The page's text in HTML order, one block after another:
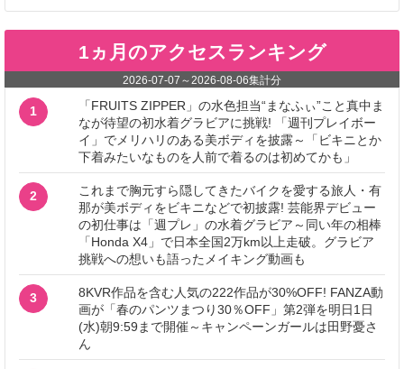
1ヵ月のアクセスランキング
2026-07-07 ～2026-08-06集計分
1
「FRUITS ZIPPER」の水色担当“まなふぃ”こと真中ま
なが待望の初水着グラビアに挑戦! 「週刊プレイボー
イ」でメリハリのある美ボディを披露～「ビキニとか
下着みたいなものを人前で着るのは初めてかも」
2
これまで胸元すら隠してきたバイクを愛する旅人・有
那が美ボディをビキニなどで初披露! 芸能界デビュー
の初仕事は「週プレ」の水着グラビア～同い年の相棒
「Honda X4」で日本全国2万km以上走破。グラビア
挑戦への想いも語ったメイキング動画も
3
8KVR作品を含む人気の222作品が30%OFF! FANZA動
画が「春のパンツまつり30％OFF」第2弾を明日1日
(水)朝9:59まで開催～キャンペーンガールは田野憂さ
ん